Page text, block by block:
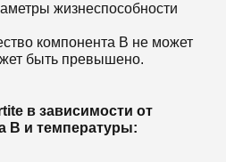
жизнеспособности
компонента B не может
быть превышено.
в зависимости от
B и температуры: